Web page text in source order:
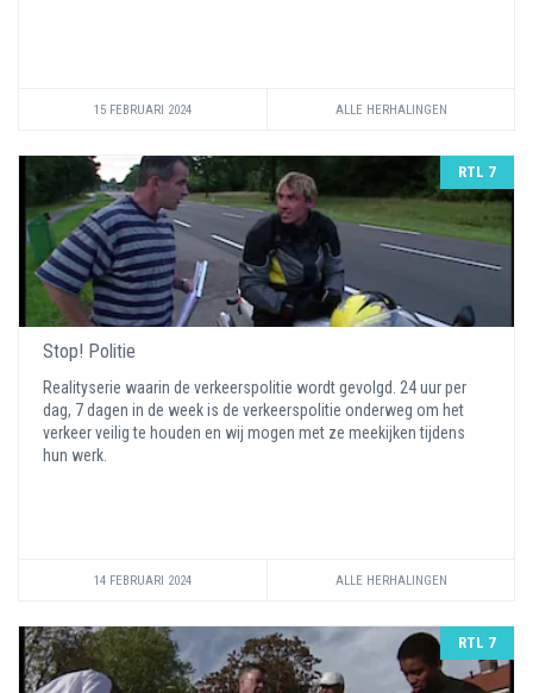
15 FEBRUARI 2024 ALLE HERHALINGEN
RTL 7
Stop! Politie
Realityserie waarin de verkeerspolitie wordt gevolgd. 24 uur per
dag, 7 dagen in de week is de verkeerspolitie onderweg om het
verkeer veilig te houden en wij mogen met ze meekijken tijdens
hun werk.
14 FEBRUARI 2024 ALLE HERHALINGEN
RTL 7